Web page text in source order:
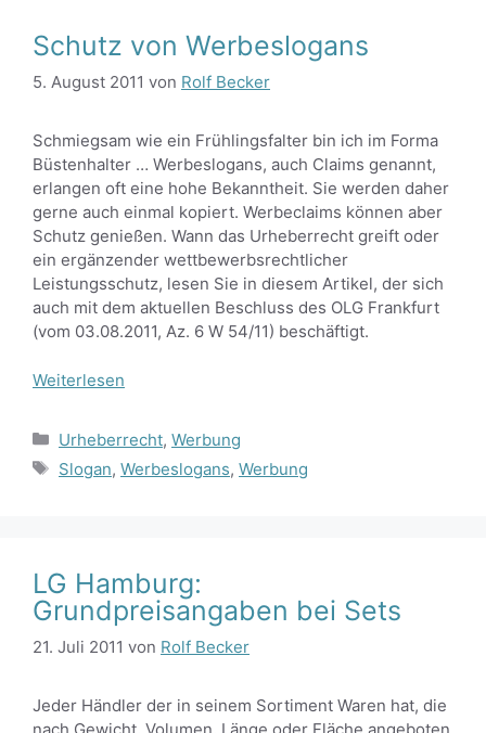
Schutz von Werbeslogans
5. August 2011 von Rolf Becker
Schmiegsam wie ein Frühlingsfalter bin ich im Forma
Büstenhalter … Werbeslogans, auch Claims genannt,
erlangen oft eine hohe Bekanntheit. Sie werden daher
gerne auch einmal kopiert. Werbeclaims können aber
Schutz genießen. Wann das Urheberrecht greift oder
ein ergänzender wettbewerbsrechtlicher
Leistungsschutz, lesen Sie in diesem Artikel, der sich
auch mit dem aktuellen Beschluss des OLG Frankfurt
(vom 03.08.2011, Az. 6 W 54/11) beschäftigt.
Weiterlesen
Kategorien
Urheberrecht, Werbung
Schlagwörter
Slogan, Werbeslogans, Werbung
LG Hamburg:
Grundpreisangaben bei Sets
21. Juli 2011 von Rolf Becker
Jeder Händler der in seinem Sortiment Waren hat, die